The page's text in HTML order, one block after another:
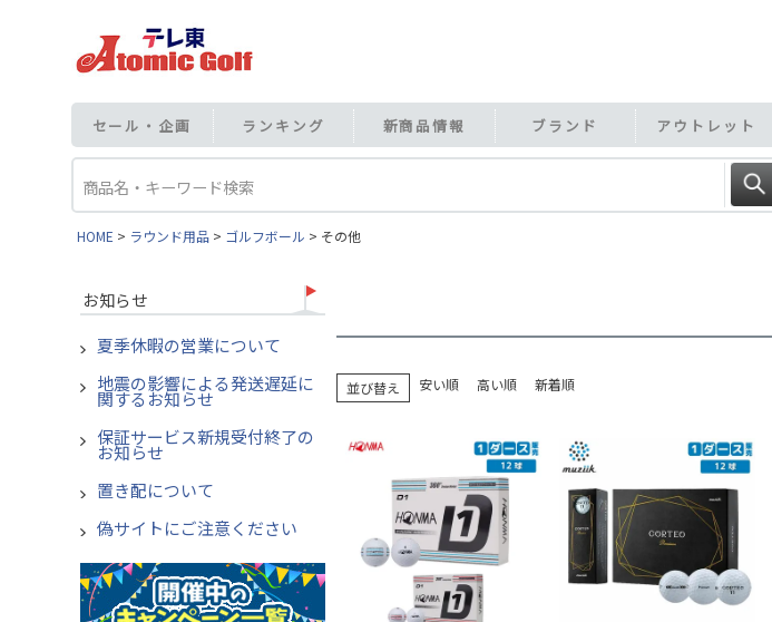
セール・企画 ランキング 新商品情報 ブランド アウトレット
HOME ラウンド用品 ゴルフボール その他
お知らせ
夏季休暇の営業について
地震の影響による発送遅延に
関するお知らせ
保証サービス新規受付終了の
お知らせ
置き配について
偽サイトにご注意ください
並び替え 安い順 高い順 新着順